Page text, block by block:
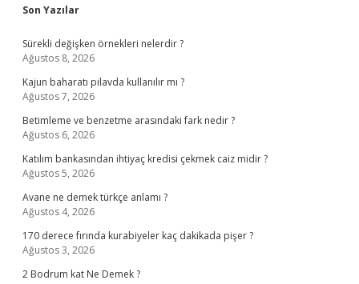
Sidebar
Son Yazılar
Sürekli değişken örnekleri nelerdir ?
Ağustos 8, 2026
Kajun baharatı pilavda kullanılır mı ?
Ağustos 7, 2026
Betimleme ve benzetme arasındaki fark nedir ?
Ağustos 6, 2026
Katılım bankasından ihtiyaç kredisi çekmek caiz midir ?
Ağustos 5, 2026
Avane ne demek türkçe anlamı ?
Ağustos 4, 2026
170 derece fırında kurabiyeler kaç dakikada pişer ?
Ağustos 3, 2026
2 Bodrum kat Ne Demek ?